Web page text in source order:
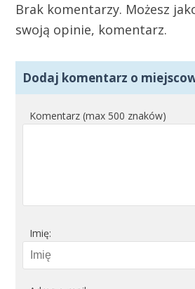
Brak komentarzy. Możesz
swoją opinie, komentarz.
Dodaj komentarz o
Komentarz (max 500 znaków)
Imię: